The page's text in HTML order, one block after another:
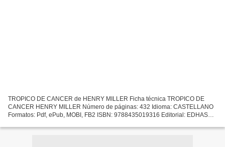
TROPICO DE CANCER de HENRY MILLER Ficha técnica TROPICO DE
CANCER HENRY MILLER Número de páginas: 432 Idioma: CASTELLANO
Formatos: Pdf, ePub, MOBI, FB2 ISBN: 9788435019316 Editorial: EDHASA